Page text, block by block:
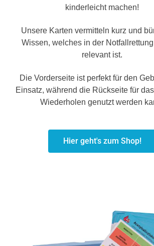
kinderleicht machen!
Unsere Karten vermitteln kurz und
Wissen, welches in der
relevant ist.
Die Vorderseite ist perfekt für den
Einsatz, während die Rückseite für
Wiederholen genutzt werden
Hier geht's zum Shop!